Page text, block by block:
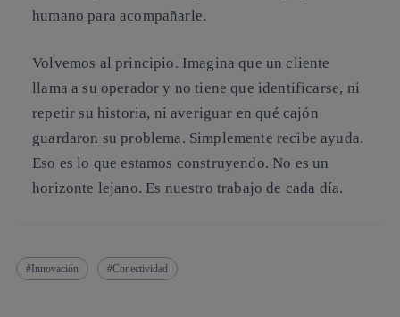
humano para acompañarle.
Volvemos al principio. Imagina que un cliente
llama a su operador y no tiene que identificarse, ni
repetir su historia, ni averiguar en qué cajón
guardaron su problema. Simplemente recibe ayuda.
Eso es lo que estamos construyendo. No es un
horizonte lejano. Es nuestro trabajo de cada día.
Innovación Conectividad